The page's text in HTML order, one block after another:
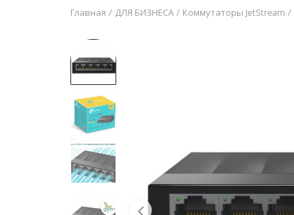
Главная ДЛЯ БИЗНЕСА Коммутаторы JetStream